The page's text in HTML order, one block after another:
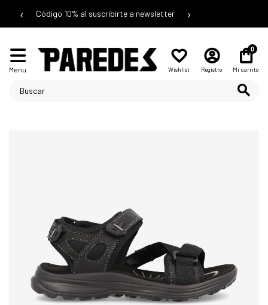
‹ Código 10% al suscribirte a newsletter ›
Menu Wishlist Registro
0
Mi carrito